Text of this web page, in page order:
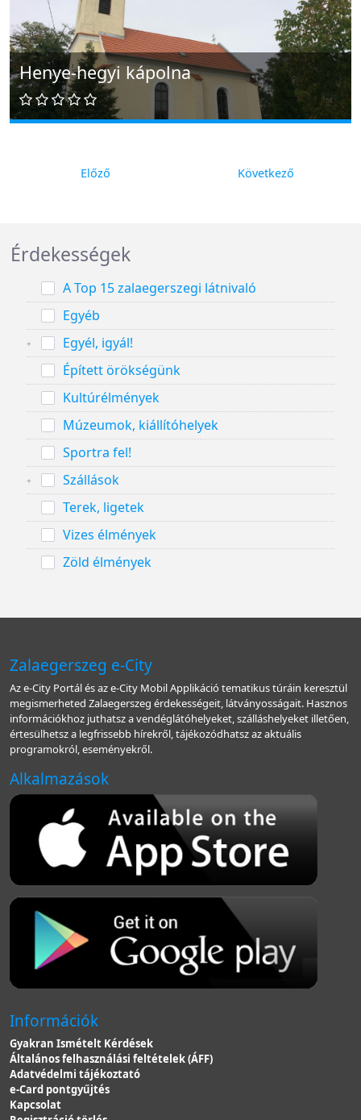
Henye-hegyi kápolna
Előző Következő
Érdekességek
A Top 15 zalaegerszegi látnivaló
Egyéb
Egyél, igyál!
Épített örökségünk
Kultúrélmények
Múzeumok, kiállítóhelyek
Sportra fel!
Szállások
Terek, ligetek
Vizes élmények
Zöld élmények
Zalaegerszeg e-City
Az e-City Portál és az e-City Mobil Applikáció tematikus túráin keresztül
megismerheted Zalaegerszeg érdekességeit, látványosságait. Hasznos
információkhoz juthatsz a vendéglátóhelyeket, szálláshelyeket illetően,
értesülhetsz a legfrissebb hírekről, tájékozódhatsz az aktuális
programokról, eseményekről.
Alkalmazások
Információk
Gyakran Ismételt Kérdések
Általános felhasználási feltételek (ÁFF)
Adatvédelmi tájékoztató
e-Card pontgyűjtés
Kapcsolat